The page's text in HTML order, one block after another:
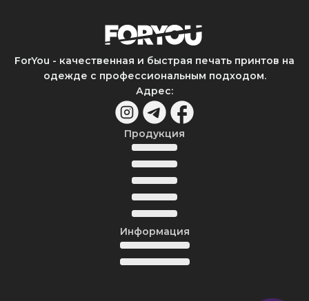
ForYou - качественная и быстрая печать принтов на
одежде с профессиональным подходом.
Адрес:
Продукция
Информация